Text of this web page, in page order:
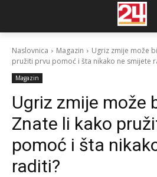
Naslovnica Magazin
Ugriz zmije može
pružiti prvu pomoć i šta nikako ne smijete
Magazin
Ugriz zmije može
Znate li kako
pomoć i šta
raditi?